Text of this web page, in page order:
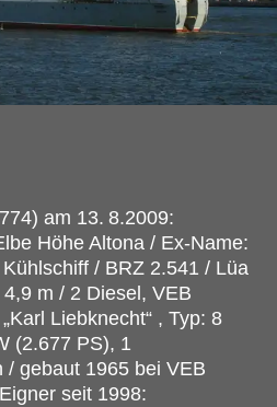
am 13. 8.2009:
Höhe Altona / Ex-Name:
/ BRZ 2.541 / Lüa
m / 2 Diesel, VEB
Liebknecht“ , Typ: 8
(2.677 PS), 1
/ gebaut 1965 bei VEB
seit 1998: